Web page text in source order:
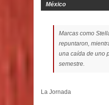
México
Marcas como
repuntaron,
una caída de uno
semestre.
La Jornada